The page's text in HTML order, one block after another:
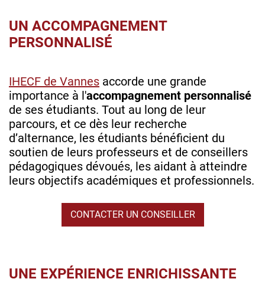
UN ACCOMPAGNEMENT
PERSONNALISÉ
IHECF de Vannes accorde une grande
importance à l'accompagnement personnalisé
de ses étudiants. Tout au long de leur
parcours, et ce dès leur recherche
d’alternance, les étudiants bénéficient du
soutien de leurs professeurs et de conseillers
pédagogiques dévoués, les aidant à atteindre
leurs objectifs académiques et professionnels.
CONTACTER UN CONSEILLER
UNE EXPÉRIENCE ENRICHISSANTE